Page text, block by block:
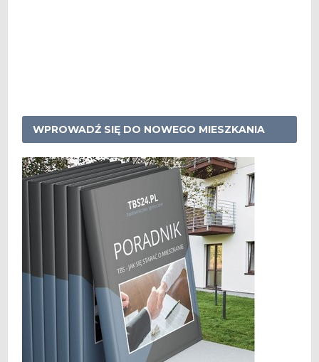
WPROWADŹ SIĘ DO NOWEGO MIESZKANIA